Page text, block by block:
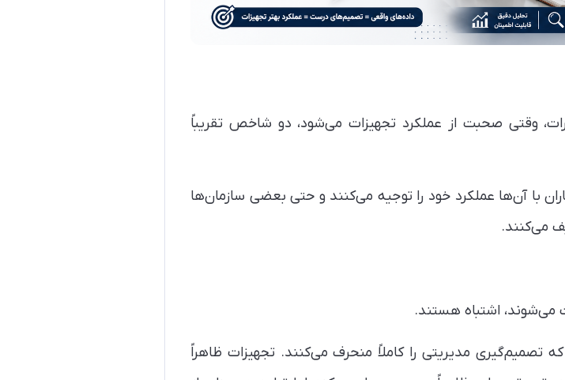
وقتی صحبت از عملکرد تجهیزات می‌شود، دو شاخص تقریباً
با آن‌ها عملکرد خود را توجیه می‌کنند و حتی بعضی سازمان‌ها
تصمیم‌گیری مدیریتی را کاملاً منحرف می‌کنند. تجهیزات ظاهراً